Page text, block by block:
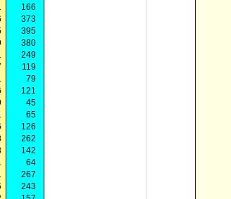
166
373
395
380
249
119
79
121
45
65
126
262
142
64
267
243